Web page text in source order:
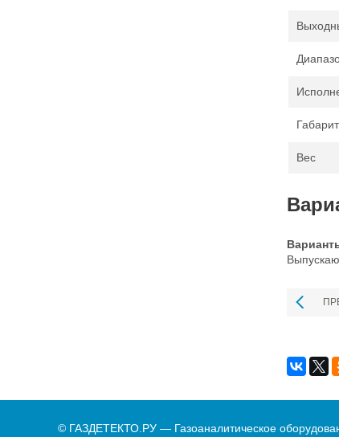
Вес
© ГАЗДЕТЕКТО.РУ — Газоаналитическое